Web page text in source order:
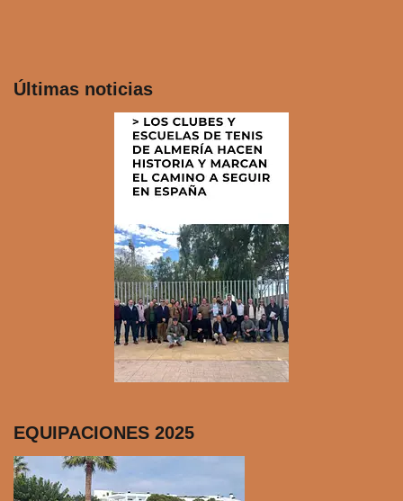
Últimas noticias
EQUIPACIONES 2025